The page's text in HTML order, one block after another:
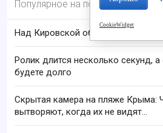
Популярное на портале
Над Кировской областью сбили
Ролик длится несколько секунд,
будете долго
Скрытая камера на пляже Крыма:
вытворяют, когда их не видят...
CookieWidget